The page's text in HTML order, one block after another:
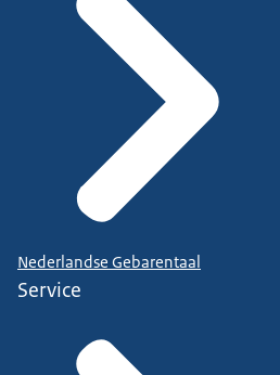
Nederlandse Gebarentaal
Service